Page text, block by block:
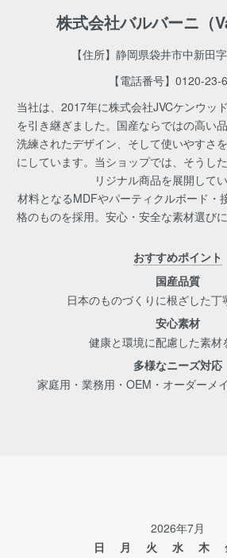
株式会社バルバーニ（
【住所】静岡県袋井市中新田
【電話番号】 0120-23-
当社は、2017年に株式会社JVCケンウッ
を引き継ぎました。国産ならではの高い
洗練されたデザイン、そして使いやすさ
にしています。当ショップでは、そうし
リジナル商品を展開してい
材料となるMDFやパーティクルボード
格のものを採用。安心・安全な素材選び
おすすめポイント
国産品質
日本のものづくりに根ざした丁
安心素材
健康と環境に配慮した素材
多様なニーズ対応
家庭用・業務用・OEM・オーダーメ
2026年7月
日
月 火 水 木